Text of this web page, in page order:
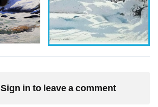
Sign in to leave a comment